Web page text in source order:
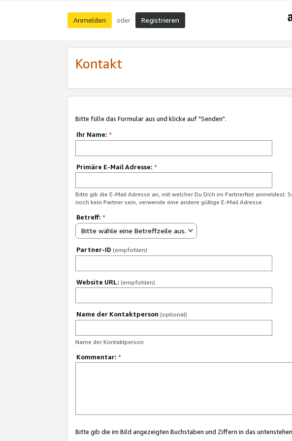
Anmelden oder Registrieren
Kontakt
Bitte fülle das Formular aus und klicke auf "Senden".
Ihr Name: *
Primäre E-Mail Adresse: *
Bitte gib die E-Mail Adresse an, mit welcher Du Dich im PartnerNet anmeldest.
noch kein Partner sein, verwende eine andere gültige E-Mail Adresse.
Betreff: *
Bitte wähle eine Betreffzeile aus.
Partner-ID (empfohlen)
Website URL: (empfohlen)
Name der Kontaktperson (optional)
Name der Kontaktperson
Kommentar: *
Bitte gib die im Bild angezeigten Buchstaben und Ziffern in das